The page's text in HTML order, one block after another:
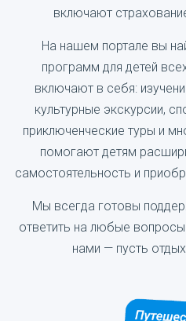
включают
На нашем портале вы
программ для детей
включают в себя:
культурные экскурсии,
приключенческие туры и
помогают детям
самостоятельность и
Мы всегда готовы
ответить на любые
нами — пусть